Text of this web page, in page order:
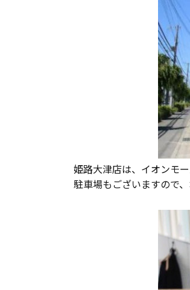
姫路大津店は、イオンモ
駐車場もございますので